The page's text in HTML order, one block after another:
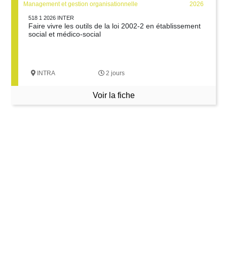
Management et gestion organisationnelle 2026
518 1 2026 INTER
Faire vivre les outils de la loi 2002-2 en établissement
social et médico-social
INTRA 2 jours
Voir la fiche